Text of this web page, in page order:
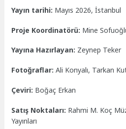
Yayın tarihi: Mayıs 2026, İstanbul
Proje Koordinatörü: Mine
Yayına Hazırlayan: Zeynep Teker
Fotoğraflar: Ali Konyalı, Tarkan
Çeviri: Boğaç Erkan
Satış Noktaları: Rahmi M. Koç
Yayınları